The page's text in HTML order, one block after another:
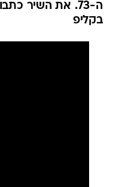
ה-73. את השיר
בקליפ